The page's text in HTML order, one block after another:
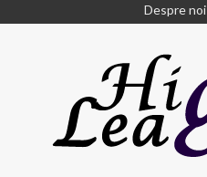
Despre noi